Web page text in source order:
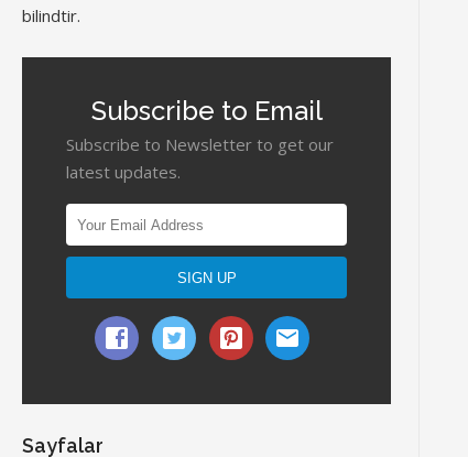
bilindtir.
Subscribe to Email
Subscribe to Newsletter to get our
latest updates.
Sayfalar